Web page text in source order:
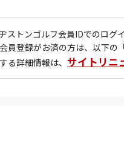
トンゴルフ会員IDでのログ
登録がお済の方は、以下の
る詳細情報は、 サイトリニ